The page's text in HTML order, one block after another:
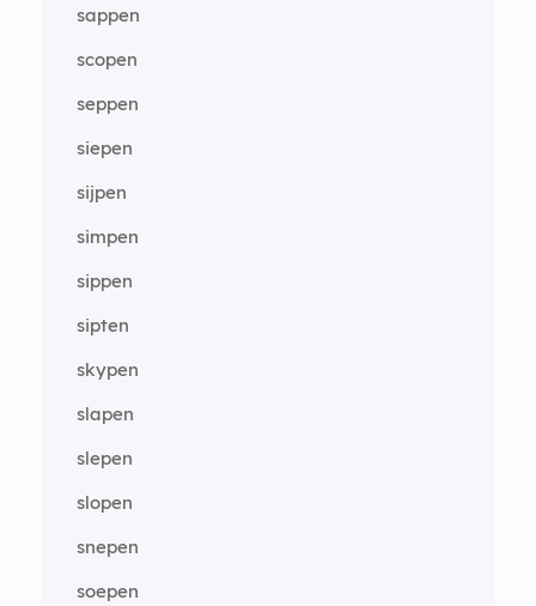
sappen
scopen
seppen
siepen
sijpen
simpen
sippen
sipten
skypen
slapen
slepen
slopen
snepen
soepen